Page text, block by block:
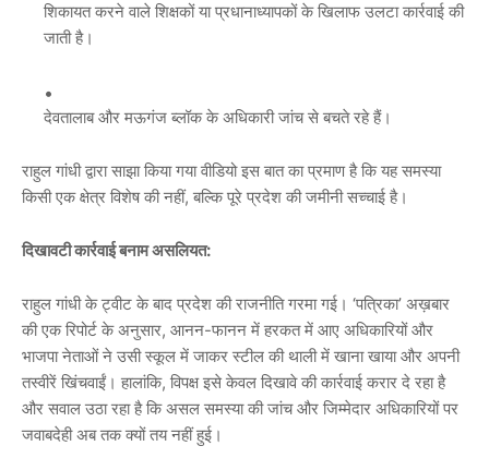
शिकायत करने वाले शिक्षकों या प्रधानाध्यापकों के खिलाफ उलटा कार्रवाई की
जाती है।
देवतालाब और मऊगंज ब्लॉक के अधिकारी जांच से बचते रहे हैं।
राहुल गांधी द्वारा साझा किया गया वीडियो इस बात का प्रमाण है कि यह समस्या
किसी एक क्षेत्र विशेष की नहीं, बल्कि पूरे प्रदेश की जमीनी सच्चाई है।
दिखावटी कार्रवाई बनाम असलियत:
राहुल गांधी के ट्वीट के बाद प्रदेश की राजनीति गरमा गई। ‘पत्रिका’ अख़बार
की एक रिपोर्ट के अनुसार, आनन-फानन में हरकत में आए अधिकारियों और
भाजपा नेताओं ने उसी स्कूल में जाकर स्टील की थाली में खाना खाया और अपनी
तस्वीरें खिंचवाईं। हालांकि, विपक्ष इसे केवल दिखावे की कार्रवाई करार दे रहा है
और सवाल उठा रहा है कि असल समस्या की जांच और जिम्मेदार अधिकारियों पर
जवाबदेही अब तक क्यों तय नहीं हुई।